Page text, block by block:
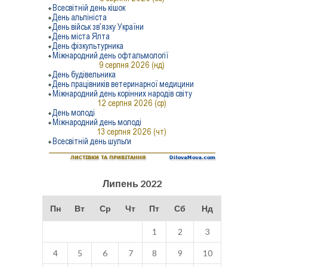
Липень 2022
Пн Вт Ср Чт Пт Сб Нд
1 2 3
4 5 6 7 8 9 10